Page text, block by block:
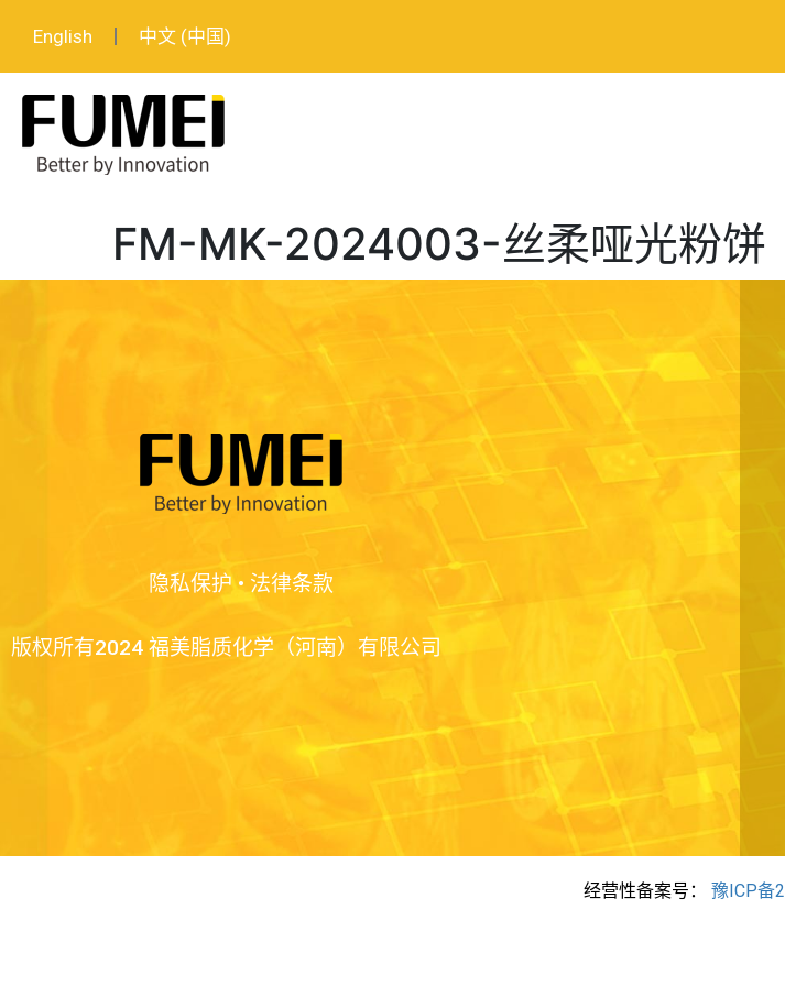
English 中文 (中国)
FM-MK-2024003-丝柔哑光粉饼
隐私保护• 法律条款
版权所有2024 福美脂质化学（河南）有限公司
经营性备案号： 豫ICP备